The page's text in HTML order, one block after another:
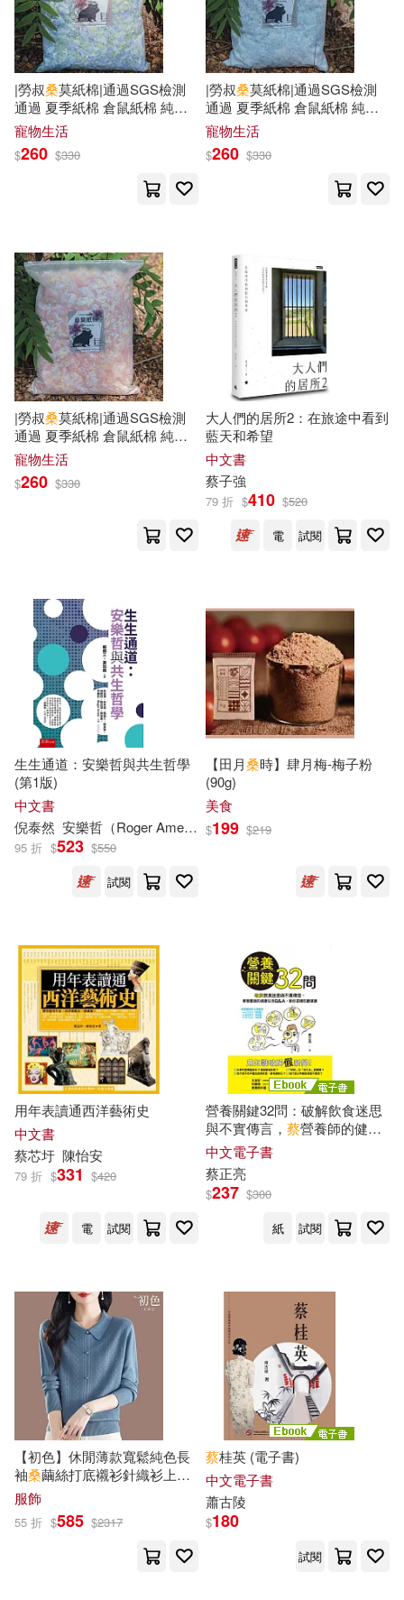
むらさきゆきや(8) 丁瑀人(8)
今村翔吾(8) 伊藤龍(8)
佐々原史緒(8)
凱斯．桑思汀(8) 劉集民(8)
坂井音太(8) 小林賢伍(8)
小白楊工作室(8) 廖炳焜(8)
張晉霖(8) 恩田千路(8)
拉瑪那尊者(8) 桑濤(8)
桑磊（主編）(8)
橋本友紀(8) 水波風南(8)
海法紀光（NITROPLUS）(8)
牧村あかり(8)
理查．桑內特(8)
石据カチル(8)
羅伯特．斯塔林(8)
莎蓮．哈里斯(8) 蔡中鋒(8)
蔡佩蓉(8)
蔡元隆(8) 蔡元雲(8)
蔡增家(8) 蔡孟利(8)
蔡小雄（主編）(8) 蔡岳霖(8)
蔡恆進(8)
蔡瀚輝(8)
蔡芬芳(8) 蔡萬坤(8)
左岸文化(22) 文物出版社(22)
漫遊者文化(22)
西安電子科技大學出版社(22)
大連理工大學出版社(21)
奇幻基地(21)
廣東旅游出版社(21)
心靈工坊(21) 朱雀(21)
Deutsche Grammophon(20)
中國地質大學出版社(20)
中國物資出版社(20)
北京出版社(20) 商務(20)
堡壘文化(20) 揚智(20)
林郁工作室(20)
陝西科學技術出版社(20)
上海教育出版社(19)
上海書店出版社(19)
北京航空航天大學出版社(19)
暨南大學出版社(19)
西安交通大學出版社(19)
遠足文化(19)
中國少年兒童出版社(18)
中國輕工業出版社(18)
|勞叔桑莫紙棉|通過SGS檢測
通過 夏季紙棉 倉鼠紙棉 純紙
紙棉 木漿紙棉 倉鼠紙棉 紙棉
無塵紙棉 倉鼠墊料 墊料 青檸
莫西多
寵物生活
$260 $330
|勞叔桑莫紙棉|通過SGS檢測
通過 夏季紙棉 倉鼠紙棉 純紙
紙棉 木漿紙棉 倉鼠紙棉 紙棉
無塵紙棉 倉鼠墊料 墊料 冰淇
淋蘇打
寵物生活
$260 $330
|勞叔桑莫紙棉|通過SGS檢測
通過 夏季紙棉 倉鼠紙棉 純紙
紙棉 木漿紙棉 倉鼠紙棉 紙棉
無塵紙棉 倉鼠墊料 墊料 蜜糖
雪梨
寵物生活
$260 $330
大人們的居所2：在旅途中看到
藍天和希望
中文書
蔡子強
79 折 $410 $520
電
試閱
生生通道：安樂哲與共生哲學
(第1版)
中文書
倪泰然 安樂哲（Roger Ames） 林素娟 林遠澤
95 折 $523 $550
試閱
【田月桑時】肆月梅-梅子粉
(90g)
美食
$199 $219
用年表讀通西洋藝術史
中文書
蔡芯圩 陳怡安
79 折 $331 $420
電 試閱
營養關鍵32問：破解飲食迷思
與不實傳言， 蔡營養師的健康
生活Q&A，教你這樣吃最健康
(電子書)
中文電子書
蔡正亮
$237 $300
紙
試閱
【初色】休閒薄款寬鬆純色長
袖桑繭絲打底襯衫針織衫上衣
女上衣-共3色-10868(F可選) F
藍色
服飾
55 折 $585 $2317
蔡桂英 (電子書)
中文電子書
蕭古陵
$180
試閱